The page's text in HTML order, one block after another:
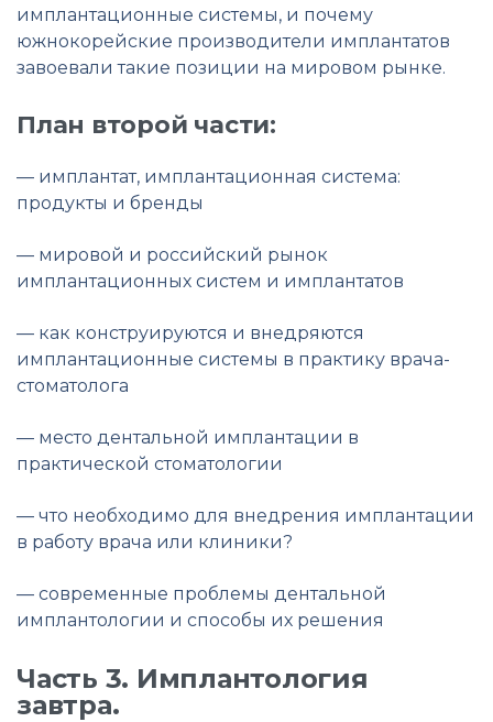
имплантационные системы, и почему
южнокорейские производители имплантатов
завоевали такие позиции на мировом рынке.
План второй части:
— имплантат, имплантационная система:
продукты и бренды
— мировой и российский рынок
имплантационных систем и имплантатов
— как конструируются и внедряются
имплантационные системы в практику врача-
стоматолога
— место дентальной имплантации в
практической стоматологии
— что необходимо для внедрения имплантации
в работу врача или клиники?
— современные проблемы дентальной
имплантологии и способы их решения
Часть 3. Имплантология
завтра.